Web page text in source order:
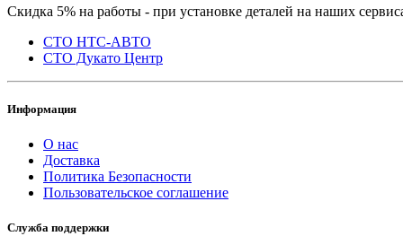
Скидка 5% на работы - при установке деталей на наших
СТО НТС-АВТО
СТО Дукато Центр
Информация
О нас
Доставка
Политика Безопасности
Пользовательское соглашение
Служба поддержки